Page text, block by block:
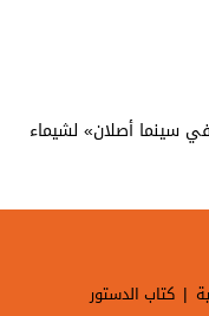
سينما أصلان» لشيماء
| كتاب الدستور